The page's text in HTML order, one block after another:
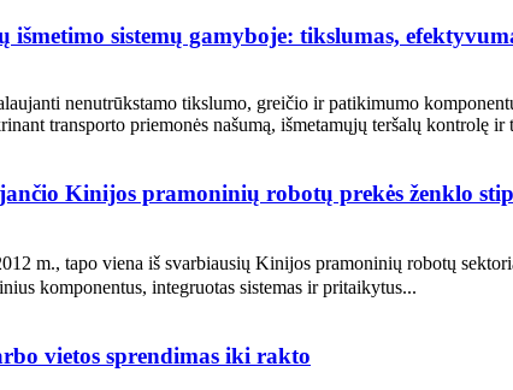
sistemų gamyboje: tikslumas,
nenutrūkstamo tikslumo, greičio ir patikimumo
transporto priemonės našumą, išmetamųjų teršalų kontrolę ir
Kinijos pramoninių robotų prekės ženklo
m., tapo viena iš svarbiausių Kinijos pramoninių robotų
komponentus, integruotas sistemas ir pritaikytus...
vietos sprendimas iki rakto